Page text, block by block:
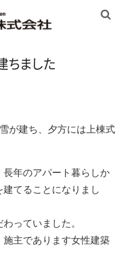
ちま した
が建ち、夕方には上棟式
年のアパート暮らしか
てることになりまし
っていました。
主であります女性建築